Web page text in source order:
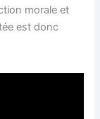
morale et
est donc